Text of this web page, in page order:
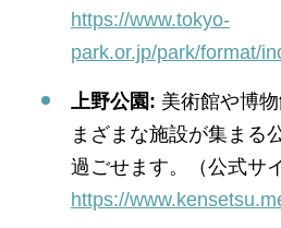
https://www.tokyo-
park.or.jp/park/format/
上野公園: 美術館や博
まざまな施設が集まる
過ごせます。（公式サ
https://